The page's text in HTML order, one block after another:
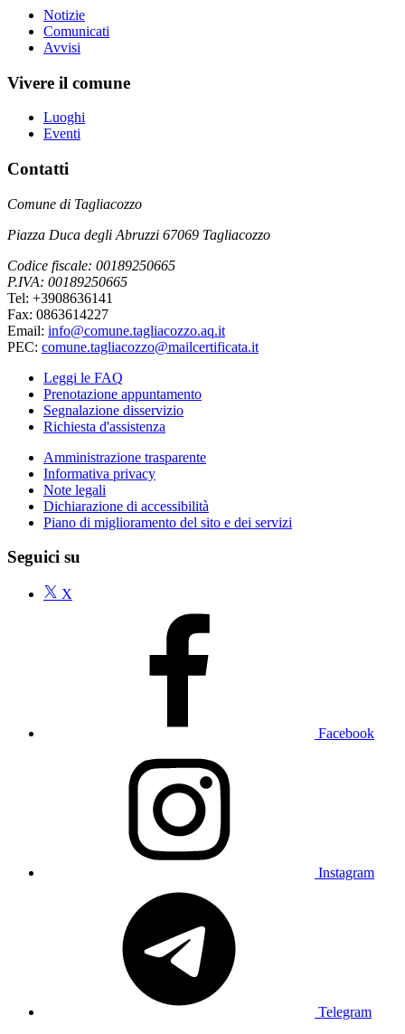
Notizie
Comunicati
Avvisi
Vivere il comune
Luoghi
Eventi
Contatti
Comune di Tagliacozzo
Piazza Duca degli Abruzzi 67069 Tagliacozzo
Codice fiscale: 00189250665
P.IVA: 00189250665
Tel: +3908636141
Fax: 0863614227
Email: info@comune.tagliacozzo.aq.it
PEC: comune.tagliacozzo@mailcertificata.it
Leggi le FAQ
Prenotazione appuntamento
Segnalazione disservizio
Richiesta d'assistenza
Amministrazione trasparente
Informativa privacy
Note legali
Dichiarazione di accessibilità
Piano di miglioramento del sito e dei servizi
Seguici su
X
Facebook
Instagram
Telegram